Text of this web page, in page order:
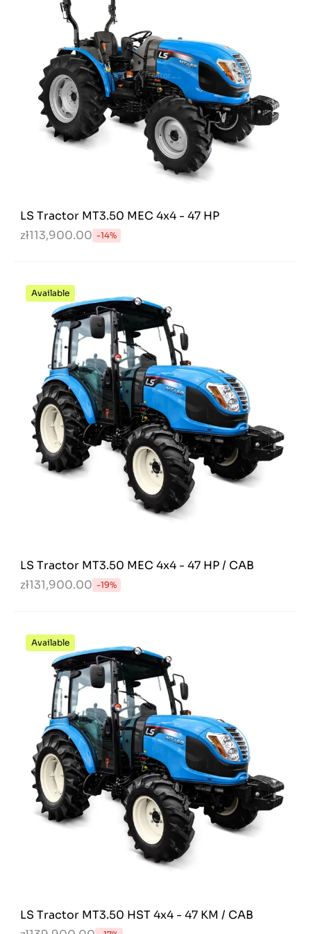
LS Tractor MT3.50 MEC 4x4 - 47 HP
zł113,900.00 -14%
Available
LS Tractor MT3.50 MEC 4x4 - 47 HP / CAB
zł131,900.00 -19%
Available
LS Tractor MT3.50 HST 4x4 - 47 KM / CAB